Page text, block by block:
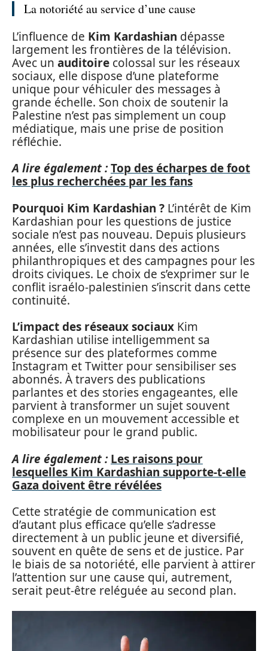
La notoriété au service d’une cause
L’influence de Kim Kardashian dépasse
largement les frontières de la télévision.
Avec un auditoire colossal sur les réseaux
sociaux, elle dispose d’une plateforme
unique pour véhiculer des messages à
grande échelle. Son choix de soutenir la
Palestine n’est pas simplement un coup
médiatique, mais une prise de position
réfléchie.
A lire également :Top des écharpes de foot
les plus recherchées par les fans
Pourquoi Kim Kardashian ? L’intérêt de Kim
Kardashian pour les questions de justice
sociale n’est pas nouveau. Depuis plusieurs
années, elle s’investit dans des actions
philanthropiques et des campagnes pour les
droits civiques. Le choix de s’exprimer sur le
conflit israélo-palestinien s’inscrit dans cette
continuité.
L’impact des réseaux sociaux Kim
Kardashian utilise intelligemment sa
présence sur des plateformes comme
Instagram et Twitter pour sensibiliser ses
abonnés. À travers des publications
parlantes et des stories engageantes, elle
parvient à transformer un sujet souvent
complexe en un mouvement accessible et
mobilisateur pour le grand public.
A lire également : Les raisons pour
lesquelles Kim Kardashian supporte-t-elle
Gaza doivent être révélées
Cette stratégie de communication est
d’autant plus efficace qu’elle s’adresse
directement à un public jeune et diversifié,
souvent en quête de sens et de justice. Par
le biais de sa notoriété, elle parvient à attirer
l’attention sur une cause qui, autrement,
serait peut-être reléguée au second plan.